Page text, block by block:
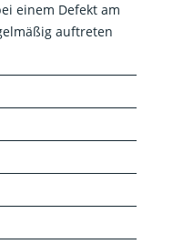
einem Defekt am
auftreten